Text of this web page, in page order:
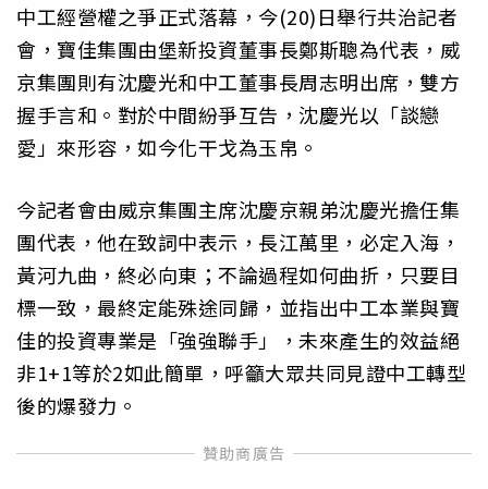
中工經營權之爭正式落幕，今(20)日舉行共治記者
會，寶佳集團由堡新投資董事長鄭斯聰為代表，威
京集團則有沈慶光和中工董事長周志明出席，雙方
握手言和。對於中間紛爭互告，沈慶光以「談戀
愛」來形容，如今化干戈為玉帛。
今記者會由威京集團主席沈慶京親弟沈慶光擔任集
團代表，他在致詞中表示，長江萬里，必定入海，
黃河九曲，終必向東；不論過程如何曲折，只要目
標一致，最終定能殊途同歸，並指出中工本業與寶
佳的投資專業是「強強聯手」，未來產生的效益絕
非1+1等於2如此簡單，呼籲大眾共同見證中工轉型
後的爆發力。